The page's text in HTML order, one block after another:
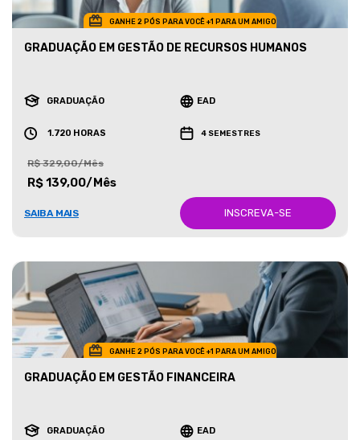
GANHE 2 PÓS PARA VOCÊ +1 PARA UM AMIGO
GRADUAÇÃO EM GESTÃO DE RECURSOS HUMANOS
GRADUAÇÃO EAD
1.720 HORAS 4 SEMESTRES
R$ 329,00/Mês
R$ 139,00/Mês
SAIBA MAIS INSCREVA-SE
GANHE 2 PÓS PARA VOCÊ +1 PARA UM AMIGO
GRADUAÇÃO EM GESTÃO FINANCEIRA
GRADUAÇÃO EAD